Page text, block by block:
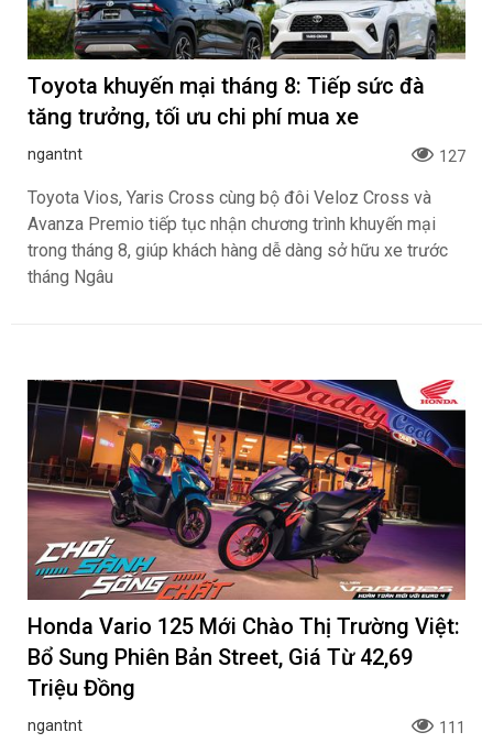
Toyota khuyến mại tháng 8: Tiếp sức đà
tăng trưởng, tối ưu chi phí mua xe
ngantnt 127
Toyota Vios, Yaris Cross cùng bộ đôi Veloz Cross và
Avanza Premio tiếp tục nhận chương trình khuyến mại
trong tháng 8, giúp khách hàng dễ dàng sở hữu xe trước
tháng Ngâu
Honda Vario 125 Mới Chào Thị Trường Việt:
Bổ Sung Phiên Bản Street, Giá Từ 42,69
Triệu Đồng
ngantnt 111